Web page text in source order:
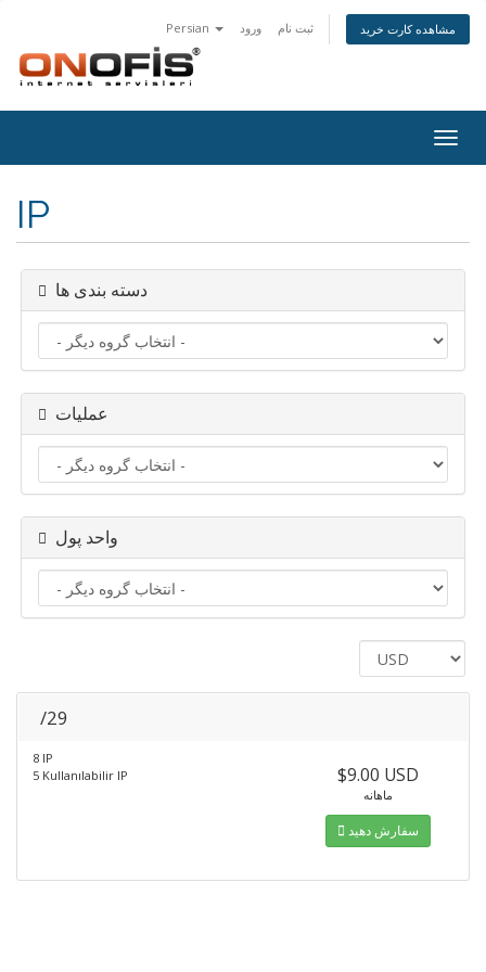
Persian ورود ثبت نام مشاهده کارت خرید
تغییر
IP
دسته بندی ها
عملیات
واحد پول
/29
8 IP
5 Kullanılabilir IP
$9.00 USD
ماهانه
سفارش دهید